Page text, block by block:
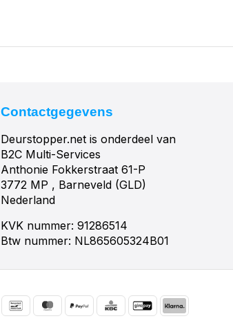
Contactgegevens
Deurstopper.net is onderdeel van
B2C Multi-Services
Anthonie Fokkerstraat 61-P
3772 MP , Barneveld (GLD)
Nederland
KVK nummer: 91286514
Btw nummer: NL865605324B01